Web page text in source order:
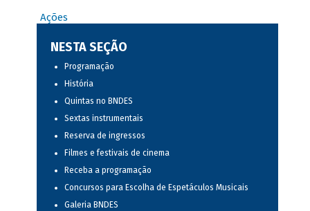
Ações
NESTA SEÇÃO
Programação
História
Quintas no BNDES
Sextas instrumentais
Reserva de ingressos
Filmes e festivais de cinema
Receba a programação
Concursos para Escolha de Espetáculos Musicais
Galeria BNDES